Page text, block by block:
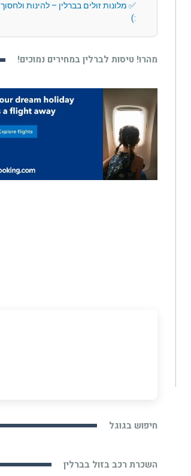
מלונות זולים בברלין – להינות ולחסוך
:)
מהרו! טיסות לברלין במחירים נמוכים!
חיפוש בגוגל
השכרת רכב בזול בברלין